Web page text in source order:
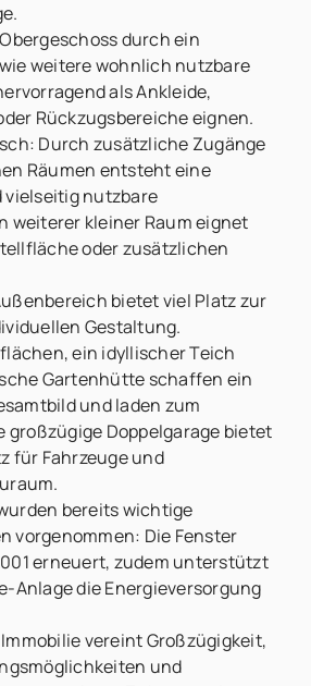
durch ein
weitere wohnlich nutzbare
als Ankleide,
Rückzugsbereiche eignen.
Durch zusätzliche Zugänge
Räumen entsteht eine
nutzbare
weiterer kleiner Raum eignet
oder zusätzlichen
bietet viel Platz zur
Gestaltung.
ein idyllischer Teich
Gartenhütte schaffen ein
und laden zum
großzügige Doppelgarage bietet
für Fahrzeuge und
bereits wichtige
vorgenommen: Die Fenster
erneuert, zudem unterstützt
Anlage die Energieversorgung
vereint Großzügigkeit,
und